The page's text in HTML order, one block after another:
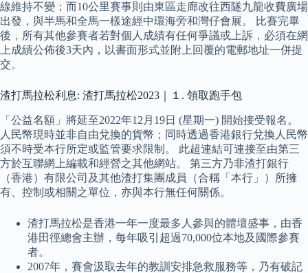
線維持不變；而10公里賽事則由東區走廊改往西隧九龍收費廣場
出發，與半馬和全馬一樣途經中環海旁和灣仔會展。 比賽完畢
後，所有其他參賽者若對個人成績有任何爭議或上訴，必須在網
上成績公佈後3天內，以書面形式並附上回覆的電郵地址一併提
交。
渣打馬拉松利息: 渣打馬拉松2023｜１. 領取跑手包
「公益名額」將延至2022年12月19日 (星期一) 開始接受報名。
人民幣現時並非自由兌換的貨幣；同時透過香港銀行兌換人民幣
須不時受本行所定或監管要求限制。 此超連結可連接至由第三
方於互聯網上編載和經營之其他網站。 第三方乃非渣打銀行
（香港）有限公司及其他渣打集團成員（合稱「本行」）所擁
有、控制或相關之單位，亦與本行無任何關係。
渣打馬拉松是香港一年一度最多人參與的體壇盛事，由香
港田徑總會主辦，每年吸引超過70,000位本地及國際參賽
者。
2007年，賽會汲取去年的教訓安排急救服務等，乃有破記